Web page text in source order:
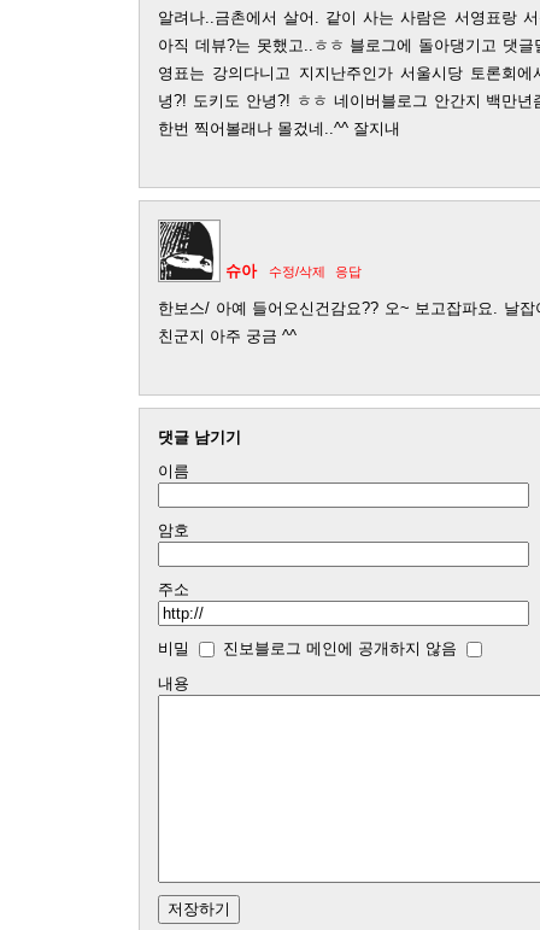
알려나..금촌에서 살어. 같이 사는 사람은 서영표랑
아직 데뷰?는 못했고..ㅎㅎ 블로그에 돌아댕기고 댓
영표는 강의다니고 지지난주인가 서울시당 토론회
녕?! 도키도 안녕?! ㅎㅎ 네이버블로그 안간지 백만
한번 찍어볼래나 몰겄네..^^ 잘지내
슈아 수정/삭제 응답
한보스/ 아예 들어오신건감요?? 오~ 보고잡파요. 날
친군지 아주 궁금 ^^
댓글 남기기
이름
암호
주소
비밀
진보블로그 메인에 공개하지 않음
내용